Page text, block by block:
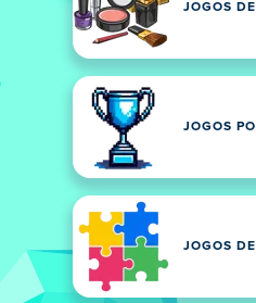
JOGOS
JOGOS
JOGOS